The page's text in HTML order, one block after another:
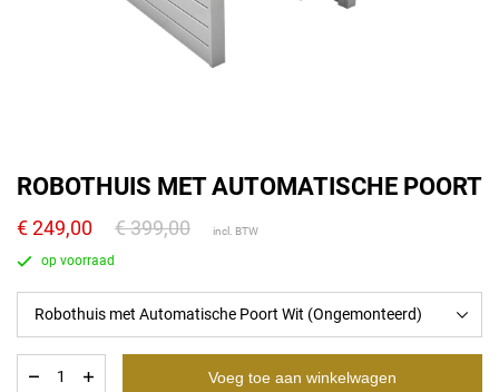
ROBOTHUIS MET AUTOMATISCHE POORT
249,00 399,00
Voeg toe aan winkelwagen